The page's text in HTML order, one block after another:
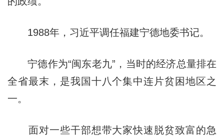
1988年，习近平调任福建宁德地委书记。
宁德作为“闽东老九”，当时的经济总量排在
全省最末，是我国十八个集中连片贫困地区之
一。
面对一些干部想带大家快速脱贫致富的急